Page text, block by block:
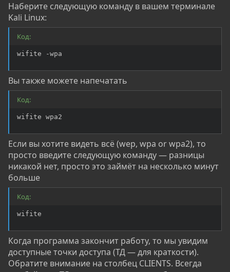
Наберите следующую команду в вашем терминале
Kali Linux:
Код:
wifite -wpa
Вы также можете напечатать
Код:
wifite wpa2
Если вы хотите видеть всё (wep, wpa or wpa2), то
просто введите следующую команду — разницы
никакой нет, просто это займёт на несколько минут
больше
Код:
wifite
Когда программа закончит работу, то мы увидим
доступные точки доступа (ТД — для краткости).
Обратите внимание на столбец CLIENTS. Всегда